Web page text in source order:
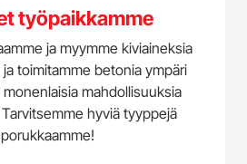
työpaikkamme
ja myymme kiviaineksia
toimitamme betonia ympäri
mahdollisuuksia
hyviä tyyppejä